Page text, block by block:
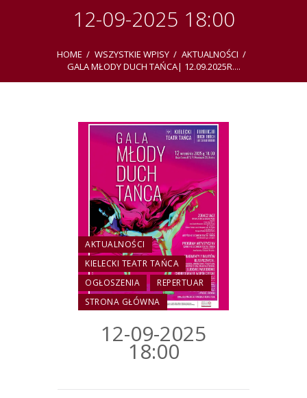
12-09-2025 18:00
HOME WSZYSTKIE WPISY
AKTUALNOŚCI
GALA MŁODY DUCH TAŃCA| 12.09.2025R....
AKTUALNOŚCI
KIELECKI TEATR TAŃCA
OGŁOSZENIA
REPERTUAR
STRONA GŁÓWNA
12-09-2025
18:00